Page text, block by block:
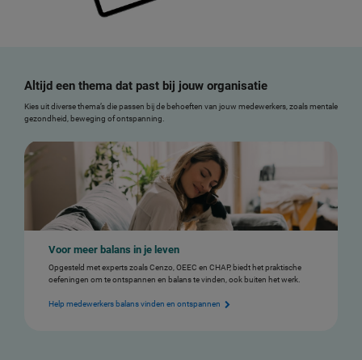
Altijd een thema dat past bij jouw organisatie
Kies uit diverse thema’s die passen bij de behoeften van jouw medewerkers, zoals mentale
gezondheid, beweging of ontspanning.
Voor meer balans in je leven
Opgesteld met experts zoals Cenzo, OEEC en CHAP, biedt het praktische
oefeningen om te ontspannen en balans te vinden, ook buiten het werk.
Help medewerkers balans vinden en ontspannen